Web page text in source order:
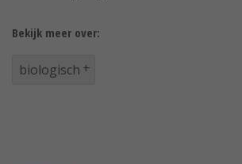
Bekijk meer over:
biologisch